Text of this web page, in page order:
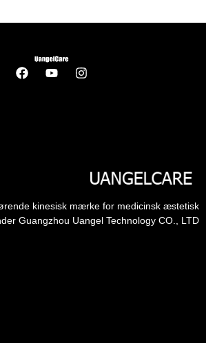
kinesisk mærke for medicinsk æstetisk
Guangzhou Uangel Technology CO., LTD